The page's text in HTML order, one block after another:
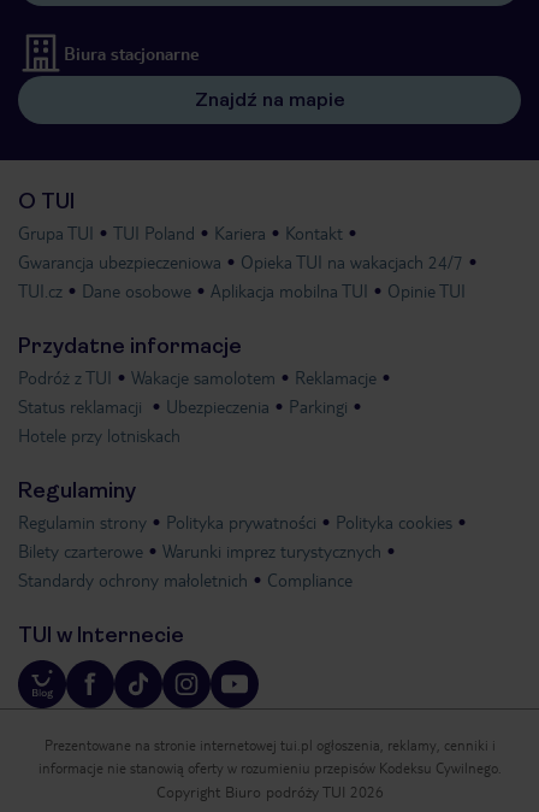
Biura stacjonarne
Znajdź na mapie
O TUI
Grupa TUI TUI Poland Kariera
Kontakt
Gwarancja ubezpieczeniowa
Opieka TUI na wakacjach 24/7
TUI.cz
Dane osobowe Aplikacja mobilna TUI Opinie TUI
Przydatne informacje
Podróż z TUI Wakacje samolotem
Reklamacje
Status reklamacji
Ubezpieczenia
Parkingi
Hotele przy lotniskach
Regulaminy
Regulamin strony Polityka prywatności
Polityka cookies
Bilety czarterowe
Warunki imprez turystycznych
Standardy ochrony małoletnich
Compliance
TUI w Internecie
Prezentowane na stronie internetowej tui.pl ogłoszenia, reklamy, cenniki i
informacje nie stanowią oferty w rozumieniu przepisów Kodeksu Cywilnego.
Copyright Biuro podróży TUI 2026